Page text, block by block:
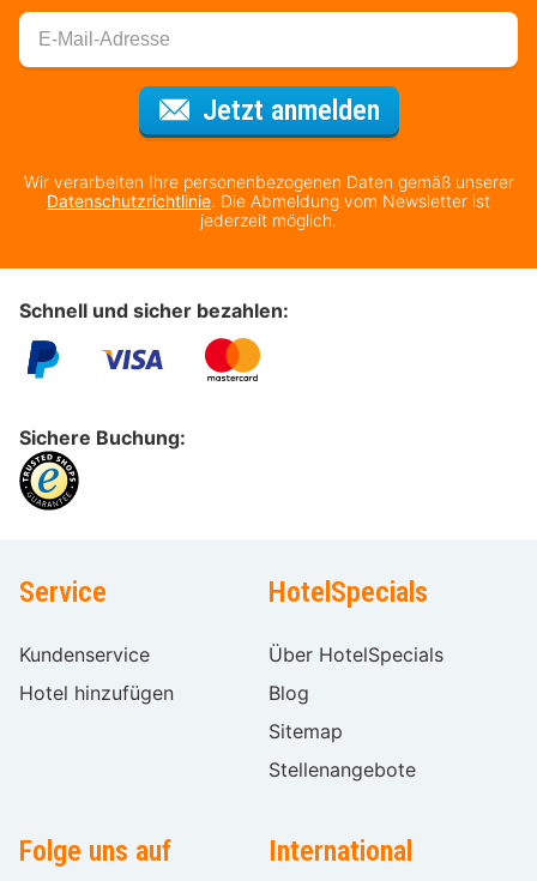
Jetzt anmeldenFür den
Wir verarbeiten Ihre personenbezogenen Daten gemäß unserer
Datenschutzrichtlinie. Die Abmeldung vom Newsletter ist
jederzeit möglich.
Schnell und sicher bezahlen:
Sichere Buchung:
Service
Kundenservice
Hotel hinzufügen
HotelSpecials
Über HotelSpecials
Blog
Sitemap
Stellenangebote
Folge uns auf International